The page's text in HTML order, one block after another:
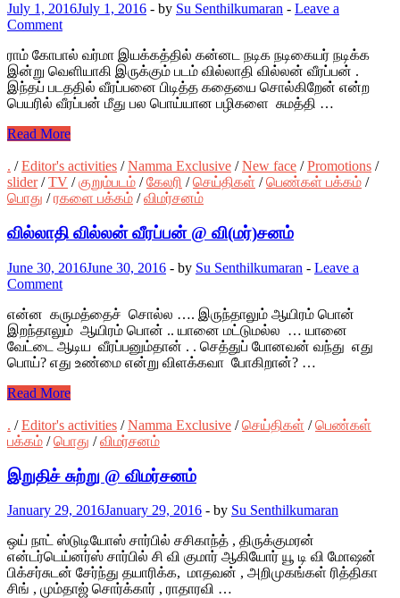
July 1, 2016July 1, 2016 - by Su Senthilkumaran - Leave a
Comment
ராம் கோபால் வர்மா இயக்கத்தில் கன்னட நடிக நடிகையர் நடிக்க
இன்று வெளியாகி இருக்கும் படம் வில்லாதி வில்லன் வீரப்பன் .
இந்தப் படததில் வீரப்பனை பிடித்த கதையை சொல்கிறேன் என்ற
பெயரில் வீரப்பன் மீது பல பொய்யான பழிகளை சுமத்தி …
Read More
. /Editor's activities /Namma Exclusive /New face /Promotions /
slider/TV /குறும்படம் /கேலரி /செய்திகள் /பெண்கள் பக்கம் /
பொது /ரகளை பக்கம் /விமர்சனம்
வில்லாதி வில்லன் வீரப்பன் @ வி(மர்)சனம்
June 30, 2016June 30, 2016 - by Su Senthilkumaran - Leave a
Comment
என்ன கருமத்தைச் சொல்ல …. இருந்தாலும் ஆயிரம் பொன்
இறந்தாலும் ஆயிரம் பொன் .. யானை மட்டுமல்ல … யானை
வேட்டை ஆடிய வீரப்பனும்தான் . . செத்துப் போனவன் வந்து எது
பொய்? எது உண்மை என்று விளக்கவா போகிறான்? …
Read More
. /Editor's activities /Namma Exclusive /செய்திகள் /பெண்கள்
பக்கம் /பொது /விமர்சனம்
இறுதிச் சுற்று @ விமர்சனம்
January 29, 2016January 29, 2016 - by Su Senthilkumaran
ஒய் நாட் ஸ்டுடியோஸ் சார்பில் சசிகாந்த் , திருக்குமரன்
என்டர்டெய்னர்ஸ் சார்பில் சி வி குமார் ஆகியோர் யூ டி வி மோஷன்
பிக்சர்சுடன் சேர்ந்து தயாரிக்க, மாதவன் , அறிமுகங்கள் ரித்திகா
சிங் , மும்தாஜ் சொர்க்கார் , ராதாரவி …